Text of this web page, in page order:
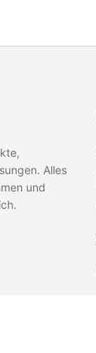
Alles
und